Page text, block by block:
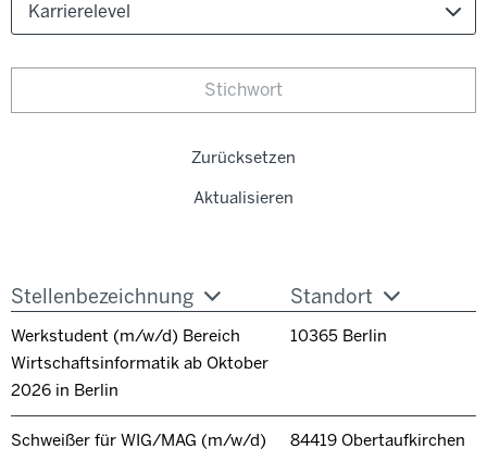
Karrierelevel
Zurücksetzen
Aktualisieren
Stellenbezeichnung Standort
Werkstudent (m/w/d) Bereich
Wirtschaftsinformatik ab Oktober
2026 in Berlin
10365 Berlin
Schweißer für WIG/MAG (m/w/d) 84419 Obertaufkirchen